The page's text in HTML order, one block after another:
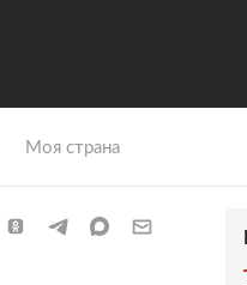
Моя страна